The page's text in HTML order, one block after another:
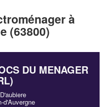
à
(63800)
DU MENAGER
d'Auvergne